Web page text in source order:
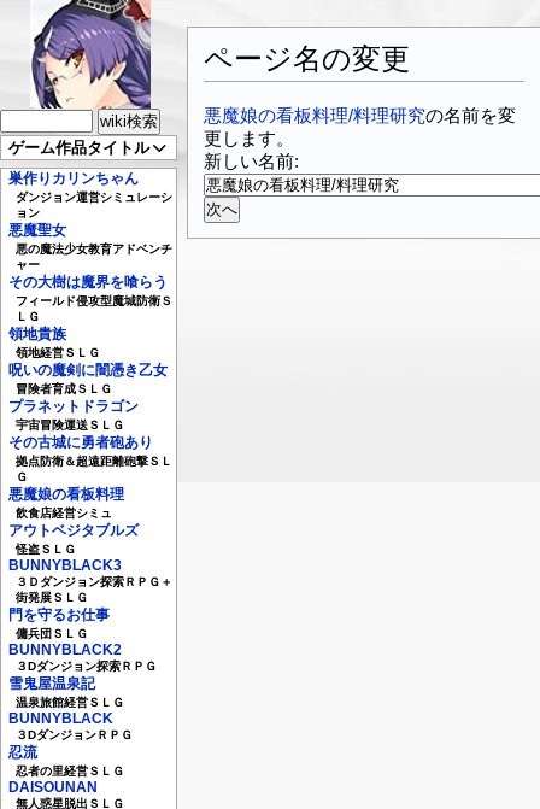
ゲーム作品タイトル
巣作りカリンちゃん
ダンジョン運営シミュレーシ
ョン
悪魔聖女
悪の魔法少女教育アドベンチ
ャー
その大樹は魔界を喰らう
フィールド侵攻型魔城防衛Ｓ
ＬＧ
領地貴族
領地経営ＳＬＧ
呪いの魔剣に闇憑き乙女
冒険者育成ＳＬＧ
プラネットドラゴン
宇宙冒険運送ＳＬＧ
その古城に勇者砲あり
拠点防衛＆超遠距離砲撃ＳＬ
Ｇ
悪魔娘の看板料理
飲食店経営シミュ
アウトベジタブルズ
怪盗ＳＬＧ
BUNNYBLACK3
３Ｄダンジョン探索ＲＰＧ＋
街発展ＳＬＧ
門を守るお仕事
傭兵団ＳＬＧ
BUNNYBLACK2
３Dダンジョン探索ＲＰＧ
雪鬼屋温泉記
温泉旅館経営ＳＬＧ
BUNNYBLACK
３DダンジョンＲＰＧ
忍流
忍者の里経営ＳＬＧ
DAISOUNAN
無人惑星脱出ＳＬＧ
ページ名の変更
悪魔娘の看板料理/料理研究の名前を変
更します。
新しい名前: